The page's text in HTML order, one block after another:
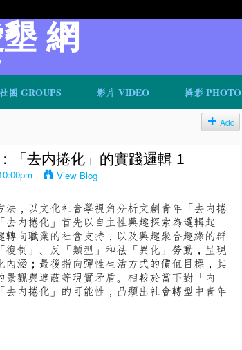
社團 GROUPS 影片 VIDEO 攝影 PHOTO
網
Add
「去内捲化」的實踐邏輯 1
View Blog
，以文化社會學視角分析文創青年「去内捲
内捲化」首先以自主性興趣探索為邏輯起
向職業的社會支持，以及興趣聚合趣緣的群
制」、反「類型」和祛「異化」勞動，呈現
涵；最後指向彈性生活方式的價值目標，其
觀與遮蔽等現實矛盾。相較於當下對「内
内捲化」的可能性，凸顯出社會轉型中青年